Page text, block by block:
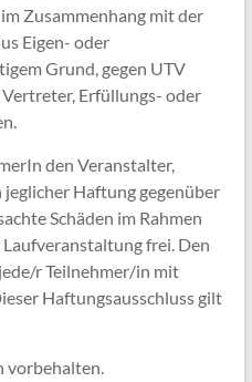
Zusammenhang mit der
Eigen- oder
Grund, gegen UTV
Erfüllungs- oder
den Veranstalter,
Haftung gegenüber
Schäden im Rahmen
frei. Den
r Teilnehmer/in mit
Haftungsausschluss gilt
vorbehalten.